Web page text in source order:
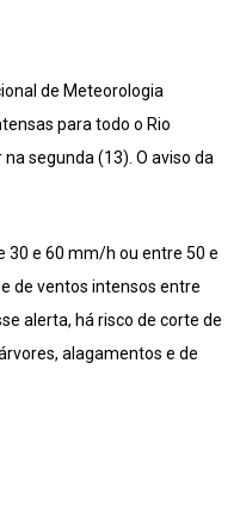
de Meteorologia
para todo o Rio
segunda (13). O aviso da
30 e 60 mm/h ou entre 50 e
de ventos intensos entre
alerta, há risco de corte de
alagamentos e de